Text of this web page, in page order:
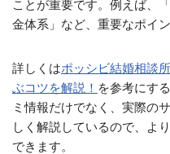
ことが重要です。例えば、
金体系」など、重要なポイ
詳しくはポッシビ結婚相談
ぶコツを解説！ を参考にす
ミ情報だけでなく、実際の
しく解説しているので、よ
できます。